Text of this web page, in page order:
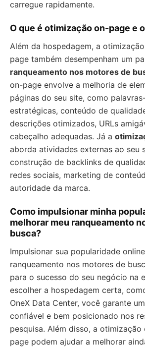
carregue rapidamente.
O que é otimização on-page e
Além da hospedagem, a
page também desempenham um
ranqueamento nos motores de
on-page envolve a melhoria de
páginas do seu site, como
estratégicas, conteúdo de
descrições otimizados, URLs
cabeçalho adequadas. Já a
aborda atividades externas ao seu
construção de backlinks de
redes sociais, marketing de
autoridade da marca.
Como impulsionar minha
melhorar meu ranqueamento
busca?
Impulsionar sua popularidade
ranqueamento nos motores de
para o sucesso do seu negócio na
escolher a hospedagem certa,
OneX Data Center, você garante
confiável e bem posicionado nos
pesquisa. Além disso, a
page podem ajudar a melhorar